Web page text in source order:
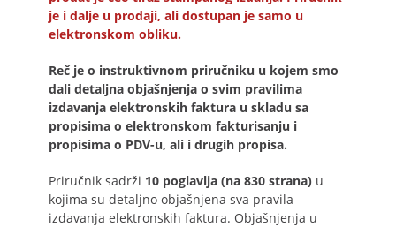
je i dalje u prodaji, ali dostupan je samo u
elektronskom obliku.
Reč je o instruktivnom priručniku u kojem smo
dali detaljna objašnjenja o svim pravilima
izdavanja elektronskih faktura u skladu sa
propisima o elektronskom fakturisanju i
propisima o PDV-u, ali i drugih propisa.
Priručnik sadrži 10 poglavlja (na 830 strana) u
kojima su detaljno objašnjena sva pravila
izdavanja elektronskih faktura. Objašnjenja u